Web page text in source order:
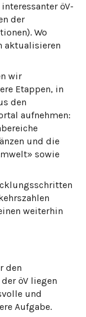
öV-
der
Wo
aktualisieren
wir
Etappen, in
den
aufnehmen:
und die
sowie
weiterhin
den
öV liegen
und
Aufgabe.